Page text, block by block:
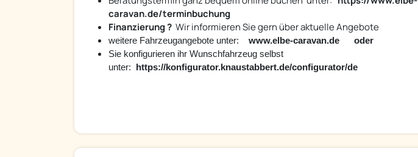
caravan.de/terminbuchung
Finanzierung ? Wir informieren Sie gern über aktuelle Angebote
weitere Fahrzeugangebote unter: www.elbe-caravan.de oder
Sie konfigurieren ihr Wunschfahrzeug selbst
unter: https://konfigurator.knaustabbert.de/configurator/de